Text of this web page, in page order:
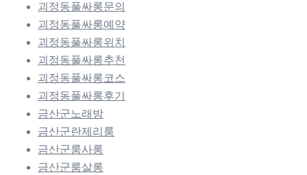
괴정동풀싸롱문의
괴정동풀싸롱예약
괴정동풀싸롱위치
괴정동풀싸롱추천
괴정동풀싸롱코스
괴정동풀싸롱후기
금산군노래방
금산군란제리룸
금산군룸사롱
금산군룸살롱